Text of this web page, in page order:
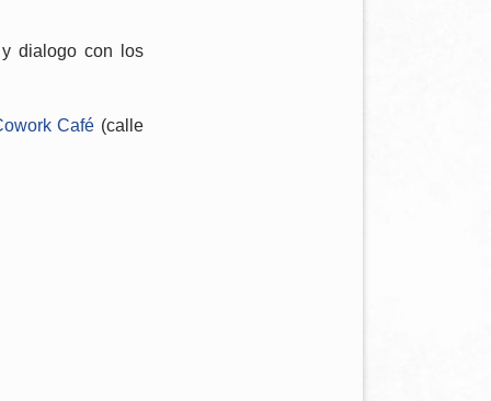
dialogo con los
Café (calle